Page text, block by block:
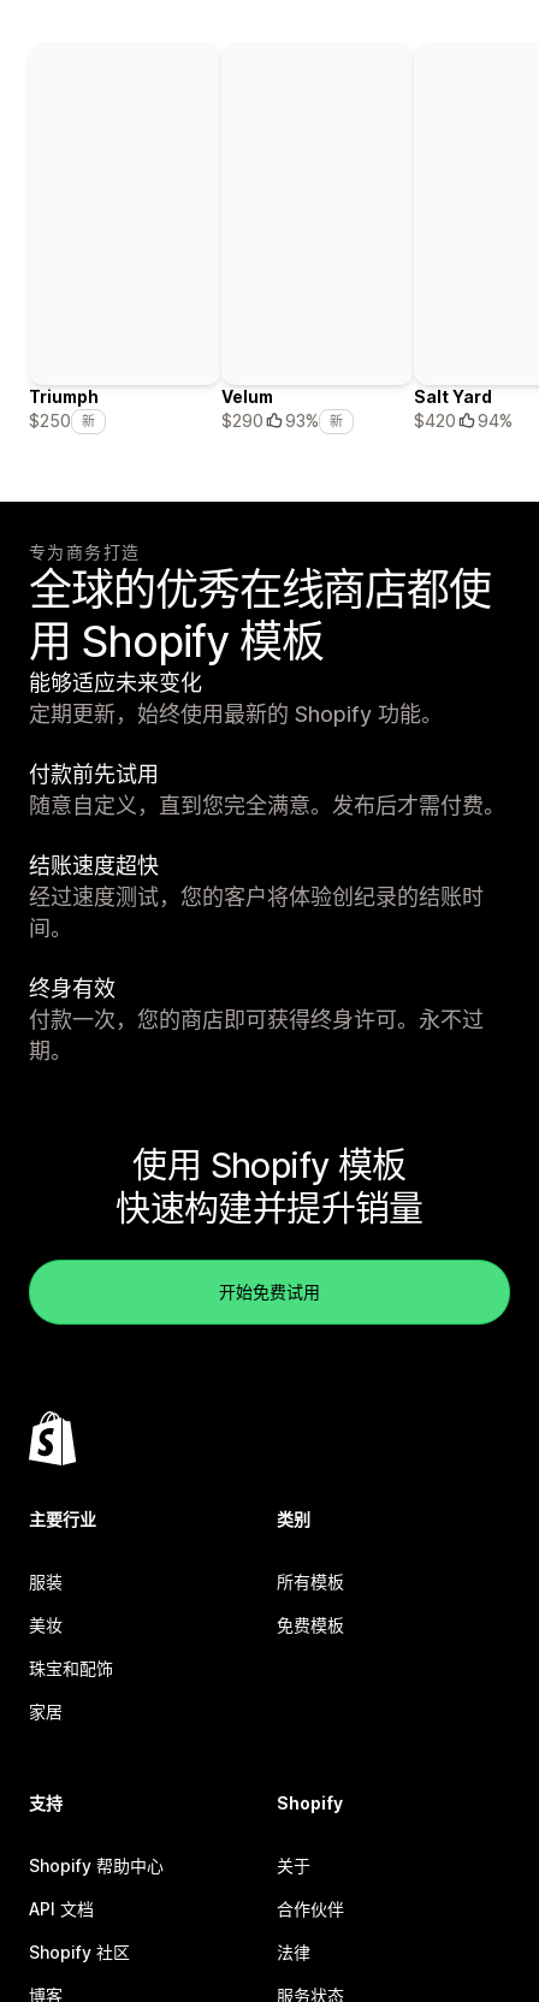
Triumph
$250
新
Velum
$290
93% 新
Salt Yard
$420
94%
专为商务打造
全球的优秀在线商店都使
用 Shopify 模板
能够适应未来变化
定期更新，始终使用最新的 Shopify 功能。
付款前先试用
随意自定义，直到您完全满意。发布后才需付费。
结账速度超快
经过速度测试，您的客户将体验创纪录的结账时
间。
终身有效
付款一次，您的商店即可获得终身许可。永不过
期。
使用 Shopify 模板
快速构建并提升销量
开始免费试用
主要行业
服装
美妆
珠宝和配饰
家居
类别
所有模板
免费模板
支持
Shopify 帮助中心
API 文档
Shopify 社区
博客
Shopify
关于
合作伙伴
法律
服务状态